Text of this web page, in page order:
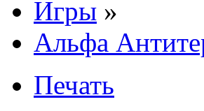
Игры »
Альфа
Печать